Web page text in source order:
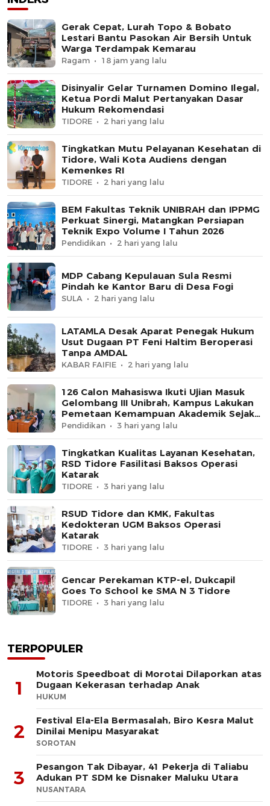
Gerak Cepat, Lurah Topo & Bobato
Lestari Bantu Pasokan Air Bersih Untuk
Warga Terdampak Kemarau
Ragam 18 jam yang lalu
Disinyalir Gelar Turnamen Domino Ilegal,
Ketua Pordi Malut Pertanyakan Dasar
Hukum Rekomendasi
TIDORE 2 hari yang lalu
Tingkatkan Mutu Pelayanan Kesehatan di
Tidore, Wali Kota Audiens dengan
Kemenkes RI
TIDORE 2 hari yang lalu
BEM Fakultas Teknik UNIBRAH dan IPPMG
Perkuat Sinergi, Matangkan Persiapan
Teknik Expo Volume I Tahun 2026
Pendidikan 2 hari yang lalu
MDP Cabang Kepulauan Sula Resmi
Pindah ke Kantor Baru di Desa Fogi
SULA 2 hari yang lalu
LATAMLA Desak Aparat Penegak Hukum
Usut Dugaan PT Feni Haltim Beroperasi
Tanpa AMDAL
KABAR FAIFIE 2 hari yang lalu
126 Calon Mahasiswa Ikuti Ujian Masuk
Gelombang III Unibrah, Kampus Lakukan
Pemetaan Kemampuan Akademik Sejak
Awal
Pendidikan 3 hari yang lalu
Tingkatkan Kualitas Layanan Kesehatan,
RSD Tidore Fasilitasi Baksos Operasi
Katarak
TIDORE 3 hari yang lalu
RSUD Tidore dan KMK, Fakultas
Kedokteran UGM Baksos Operasi
Katarak
TIDORE 3 hari yang lalu
Gencar Perekaman KTP-el, Dukcapil
Goes To School ke SMA N 3 Tidore
TIDORE 3 hari yang lalu
TERPOPULER
1
Motoris Speedboat di Morotai Dilaporkan atas
Dugaan Kekerasan terhadap Anak
HUKUM
2
Festival Ela-Ela Bermasalah, Biro Kesra Malut
Dinilai Menipu Masyarakat
SOROTAN
3
Pesangon Tak Dibayar, 41 Pekerja di Taliabu
Adukan PT SDM ke Disnaker Maluku Utara
NUSANTARA